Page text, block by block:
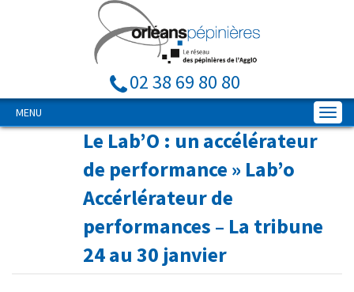
02 38 69 80 80
MENU
Le Lab’O : un accélérateur
de performance » Lab’o
Accérlérateur de
performances – La tribune
24 au 30 janvier